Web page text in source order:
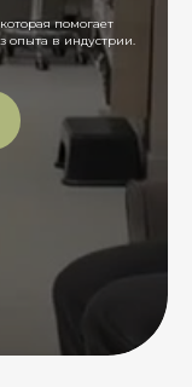
помогает
опыта в индустрии.